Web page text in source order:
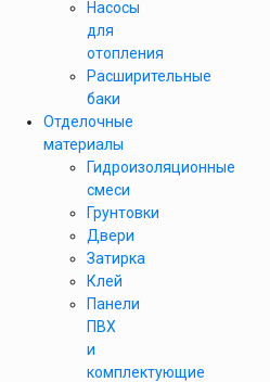
Насосы
для
отопления
Расширительные
баки
Отделочные
материалы
Гидроизоляционные
смеси
Грунтовки
Двери
Затирка
Клей
Панели
ПВХ
и
комплектующие